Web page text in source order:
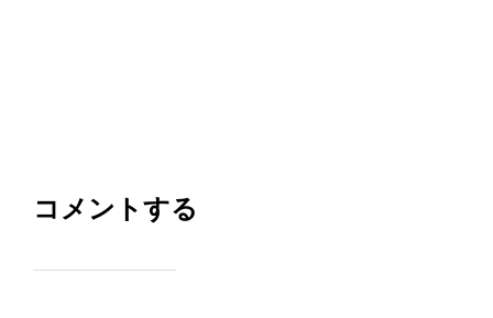
コメントする